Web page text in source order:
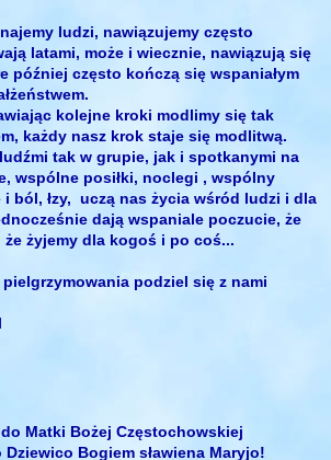
ludzi, nawiązujemy często
latami, może i wiecznie, nawiązują się
później często kończą się wspaniałym
kolejne kroki modlimy się tak
każdy nasz krok staje się modlitwą.
tak w grupie, jak i spotkanymi na
wspólne posiłki, noclegi , wspólny
i ból, łzy, uczą nas życia wśród ludzi i dla
dają wspaniale poczucie, że
żyjemy dla kogoś i po coś...
podziel się z nami
Matki Bożej Częstochowskiej
Bogiem sławiena Maryjo!